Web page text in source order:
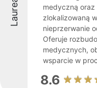
Laureaci
medyczną oraz
zlokalizowaną
nieprzerwanie
Oferuje
medycznych,
wsparcie w
8.6